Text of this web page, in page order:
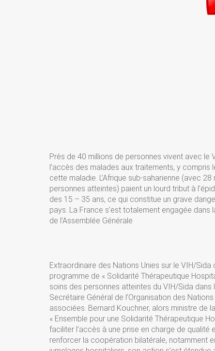
Près de 40 millions de personnes vivent avec le
l’accès des malades aux traitements, y
cette maladie. L’Afrique sub-saharienne (avec
personnes atteintes) paient un lourd tribut à
des 15 – 35 ans, ce qui constitue un grave
pays. La France s’est totalement engagée
de l’Assemblée Générale
Extraordinaire des Nations Unies sur le VIH/
programme de « Solidarité Thérapeutique
soins des personnes atteintes du VIH/Sida
Secrétaire Général de l’Organisation des
associées. Bernard Kouchner, alors ministre de
« Ensemble pour une Solidarité Thérapeutique
faciliter l’accès à une prise en charge de
renforcer la coopération bilatérale, notamment